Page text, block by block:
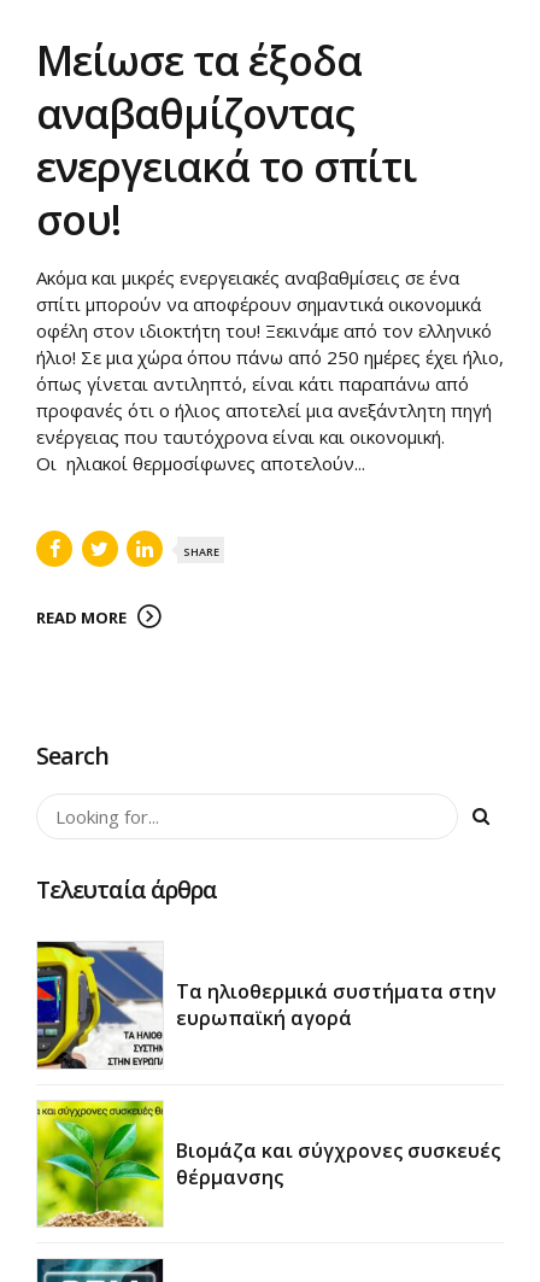
Μείωσε τα έξοδα
αναβαθμίζοντας
ενεργειακά το σπίτι
σου!
Ακόμα και μικρές ενεργειακές αναβαθμίσεις σε ένα
σπίτι μπορούν να αποφέρουν σημαντικά οικονομικά
οφέλη στον ιδιοκτήτη του! Ξεκινάμε από τον ελληνικό
ήλιο! Σε μια χώρα όπου πάνω από 250 ημέρες έχει ήλιο,
όπως γίνεται αντιληπτό, είναι κάτι παραπάνω από
προφανές ότι ο ήλιος αποτελεί μια ανεξάντλητη πηγή
ενέργειας που ταυτόχρονα είναι και οικονομική.
Οι ηλιακοί θερμοσίφωνες αποτελούν...
SHARE
READ MORE
Search
Τελευταία άρθρα
Τα ηλιοθερμικά συστήματα στην
ευρωπαϊκή αγορά
Βιομάζα και σύγχρονες συσκευές
θέρμανσης